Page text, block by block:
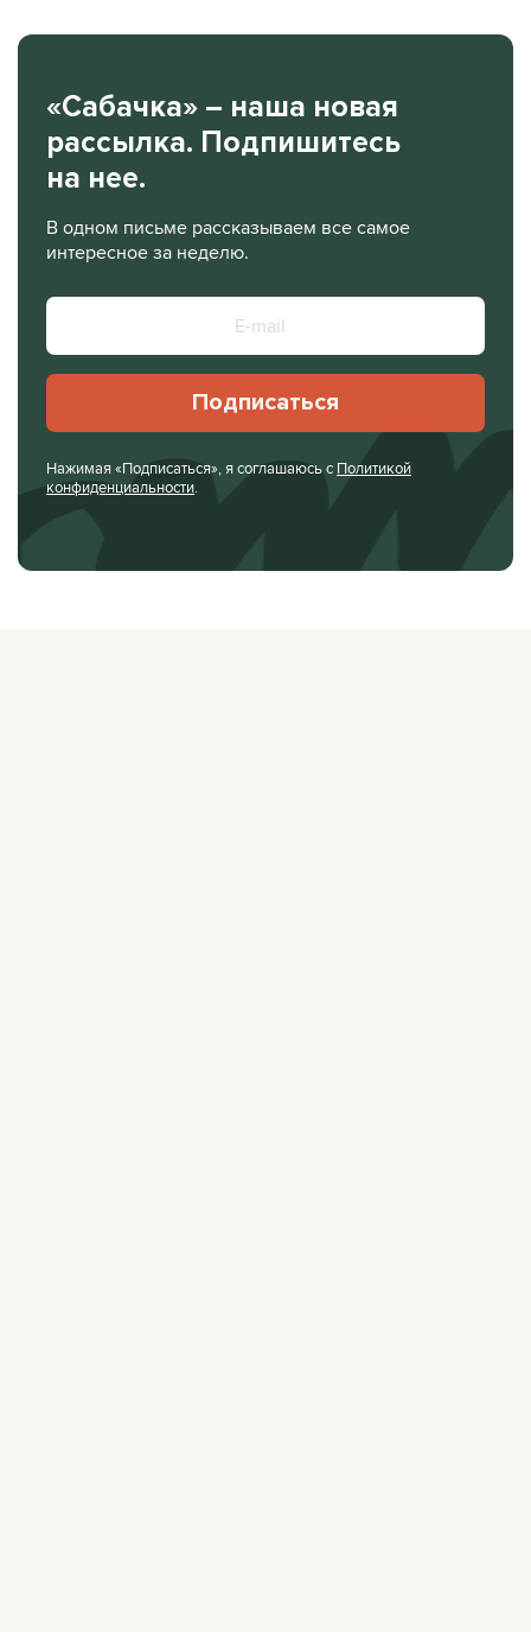
«Сабачка» – наша новая
рассылка. Подпишитесь
на нее.
В одном письме рассказываем все самое
интересное за неделю.
Подписаться
Нажимая «Подписаться», я соглашаюсь с Политикой
конфиденциальности.